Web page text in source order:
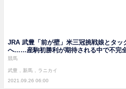
JRA 武豊「前が壁」米三冠挑戦娘とタッ
へ……産駒初勝利が期待される中で不完
2021.09.26 06:00
競馬
武豊 新馬 ラニカイ